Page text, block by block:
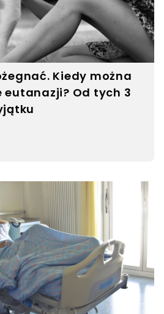
Kiedy można
eutanazji? Od tych 3